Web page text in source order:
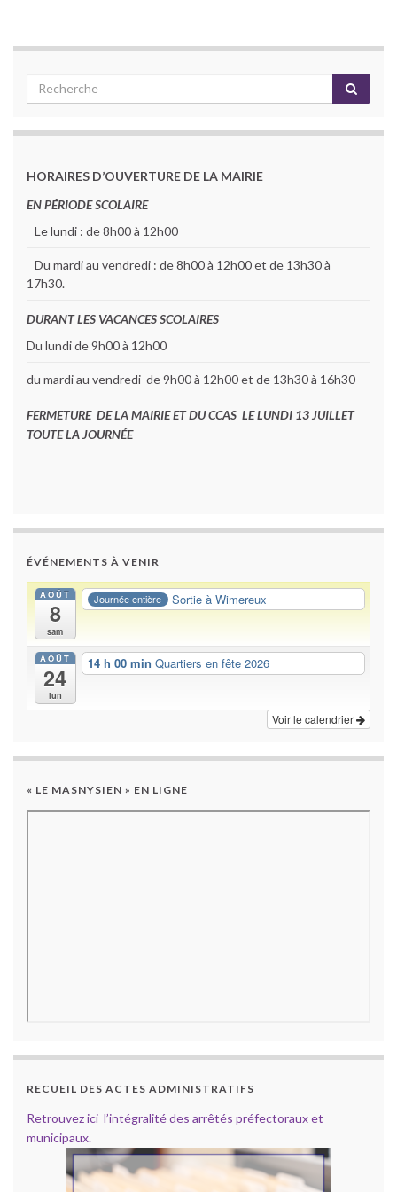
HORAIRES D’OUVERTURE DE LA MAIRIE
EN PÉRIODE SCOLAIRE
Le lundi : de 8h00 à 12h00
Du mardi au vendredi : de 8h00 à 12h00 et de 13h30 à
17h30.
DURANT LES VACANCES SCOLAIRES
Du lundi de 9h00 à 12h00
du mardi au vendredi de 9h00 à 12h00 et de 13h30 à 16h30
FERMETURE DE LA MAIRIE ET DU CCAS LE LUNDI 13 JUILLET
TOUTE LA JOURNÉE
ÉVÉNEMENTS À VENIR
AOÛT
8
sam
Journée entière Sortie à Wimereux
AOÛT
24
lun
14 h 00 min Quartiers en fête 2026
Voir le calendrier
« LE MASNYSIEN » EN LIGNE
RECUEIL DES ACTES ADMINISTRATIFS
Retrouvez ici l’intégralité des arrêtés préfectoraux et
municipaux.